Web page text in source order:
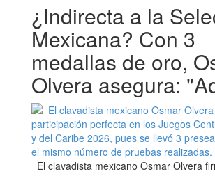
¿Indirecta a la
Mexicana? Con 3
medallas de oro,
Olvera asegura:
El clavadista mexicano Osmar Olvera